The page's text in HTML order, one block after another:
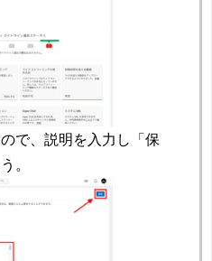
で、説明を入力し「保
。